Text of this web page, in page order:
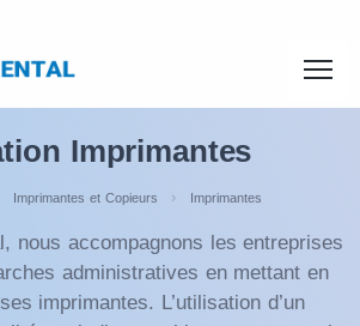
Imprimantes
Imprimantes et Copieurs Imprimantes
nous accompagnons les entreprises
administratives en mettant en
imprimantes. L’utilisation d’un